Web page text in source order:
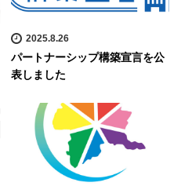
2025.8.26
パートナーシップ構築宣言を公
表しました